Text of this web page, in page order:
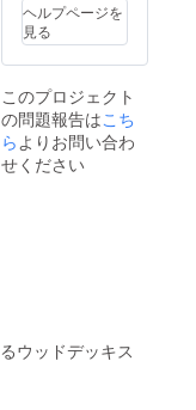
ヘルプページを
見る
このプロジェクト
の問題報告はこち
らよりお問い合わ
せください
ウッドデッキス